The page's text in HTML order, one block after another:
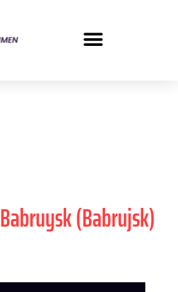
Babruysk (Babrujsk)